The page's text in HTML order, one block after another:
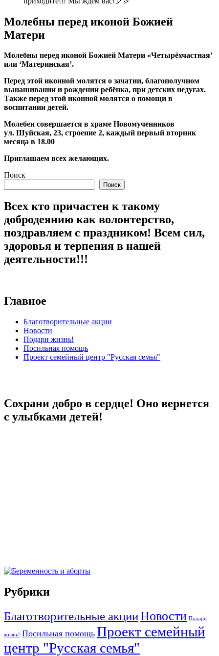
Молебны перед иконой Божией
Матери
Молебны перед иконой Божией Матери «Четырёхчастная’
или ‘Материнская’.
Перед этой иконной молятся о зачатии, благополучном
вынашивании и рождении ребёнка, при детских недугах.
Также перед этой иконной молятся о помощи в
воспитании детей.
Молебен совершается в храме Новомученников
ул. Шуйская, 23, строение 2, каждый первый вторник
месяца в 18.00
Приглашаем всех желающих.
Поиск
Поиск
Всех кто причастен к такому
добродеянию как волонтерство,
поздравляем с праздником! Всем сил,
здоровья и терпения в нашей
деятельности!!!
Главное
Благотворительные акции
Новости
Подари жизнь!
Посильная помощь
Проект семейный центр "Русская семья"
Сохрани добро в сердце! Оно вернется
с улыбками детей!
Рубрики
Благотворительные акцииНовости Подари
жизнь! Посильная помощь Проект семейный
центр "Русская семья"